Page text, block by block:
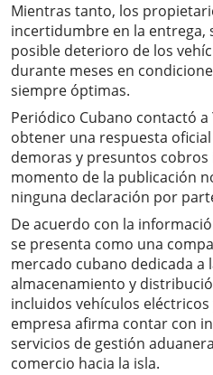
Mientras tanto, los
incertidumbre en la entrega,
posible deterioro de los
durante meses en
siempre óptimas.
Periódico Cubano contactó
obtener una respuesta
demoras y presuntos
momento de la publicación
ninguna declaración por
De acuerdo con la
se presenta como una
mercado cubano dedicada a
almacenamiento y
incluidos vehículos
empresa afirma contar con
servicios de gestión
comercio hacia la isla.